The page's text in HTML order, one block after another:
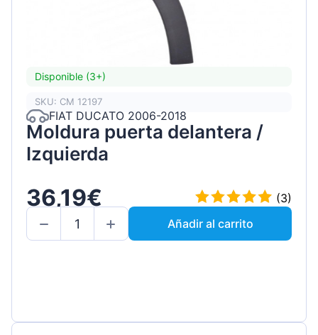
Disponible (3+)
SKU: CM 12197
FIAT DUCATO 2006-2018
Moldura puerta delantera /
Izquierda
36,19€
(3)
Añadir al carrito